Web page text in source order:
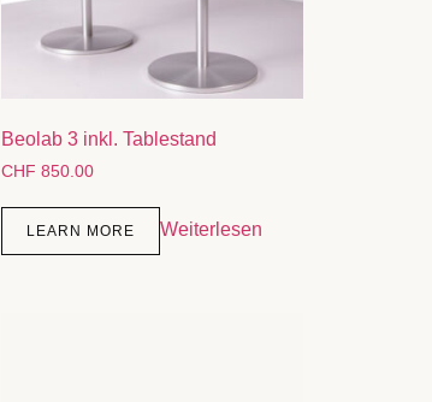
Beolab 3 inkl. Tablestand
CHF 850.00
LEARN MORE Weiterlesen